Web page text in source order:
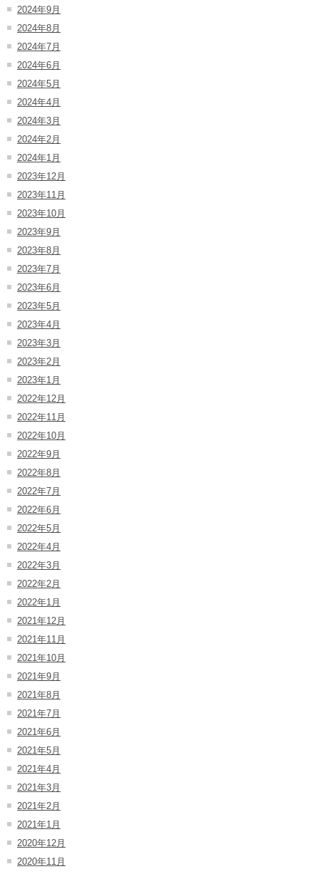
2024年9月
2024年8月
2024年7月
2024年6月
2024年5月
2024年4月
2024年3月
2024年2月
2024年1月
2023年12月
2023年11月
2023年10月
2023年9月
2023年8月
2023年7月
2023年6月
2023年5月
2023年4月
2023年3月
2023年2月
2023年1月
2022年12月
2022年11月
2022年10月
2022年9月
2022年8月
2022年7月
2022年6月
2022年5月
2022年4月
2022年3月
2022年2月
2022年1月
2021年12月
2021年11月
2021年10月
2021年9月
2021年8月
2021年7月
2021年6月
2021年5月
2021年4月
2021年3月
2021年2月
2021年1月
2020年12月
2020年11月